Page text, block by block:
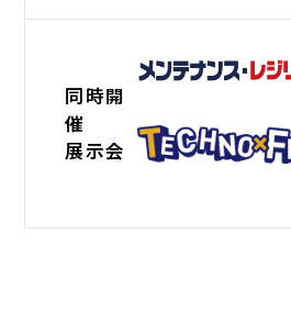
同時開
催
展示会